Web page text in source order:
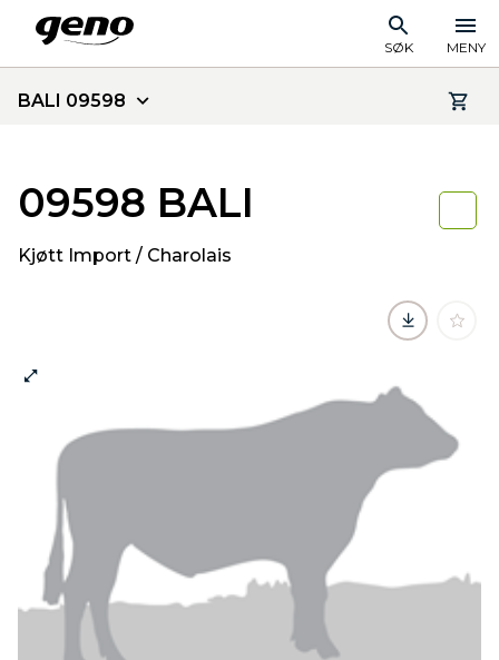
SØK MENY
BALI 09598
09598 BALI
Kjøtt Import / Charolais